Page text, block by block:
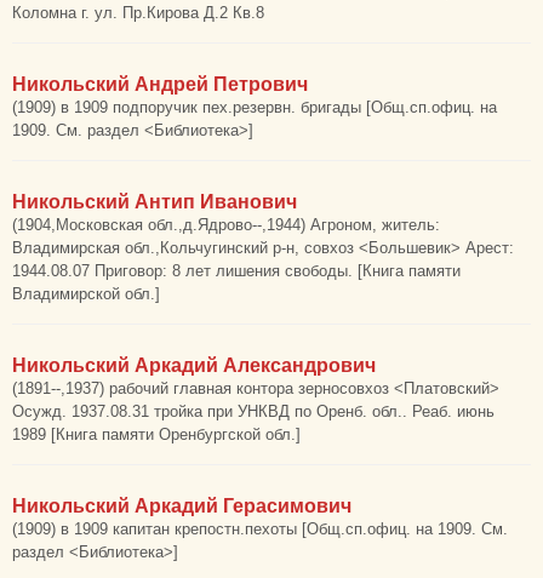
Коломна г. ул. Пр.Кирова Д.2 Кв.8
Никольский Андрей Петрович
(1909) в 1909 подпоручик пех.резервн. бригады [Общ.сп.офиц. на
1909. См. раздел <Библиотека>]
Никольский Антип Иванович
(1904,Московская обл.,д.Ядрово--,1944) Агроном, житель:
Владимирская обл.,Кольчугинский р-н, совхоз <Большевик> Арест:
1944.08.07 Приговор: 8 лет лишения свободы. [Книга памяти
Владимирской обл.]
Никольский Аркадий Александрович
(1891--,1937) рабочий главная контора зерносовхоз <Платовский>
Осужд. 1937.08.31 тройка при УНКВД по Оренб. обл.. Реаб. июнь
1989 [Книга памяти Оренбургской обл.]
Никольский Аркадий Герасимович
(1909) в 1909 капитан крепостн.пехоты [Общ.сп.офиц. на 1909. См.
раздел <Библиотека>]